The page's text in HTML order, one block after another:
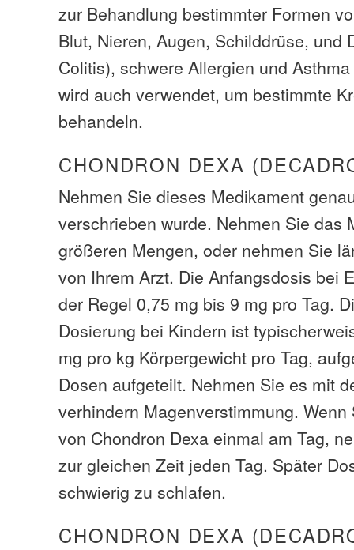
zur Behandlung bestimmter Formen
Blut, Nieren, Augen, Schilddrüse, und
Colitis), schwere Allergien und
wird auch verwendet, um bestimmte
behandeln.
CHONDRON DEXA
Nehmen Sie dieses Medikament
verschrieben wurde. Nehmen Sie das
größeren Mengen, oder nehmen Sie
von Ihrem Arzt. Die Anfangsdosis bei
der Regel 0,75 mg bis 9 mg pro Tag.
Dosierung bei Kindern ist
mg pro kg Körpergewicht pro Tag,
Dosen aufgeteilt. Nehmen Sie es mit
verhindern Magenverstimmung.
von Chondron Dexa einmal am Tag,
zur gleichen Zeit jeden Tag. Später
schwierig zu schlafen.
CHONDRON DEXA